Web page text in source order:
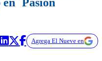
Agrega El Nueve en